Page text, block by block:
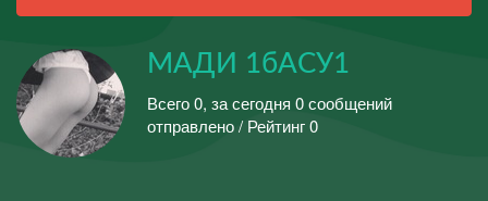
МАДИ 1бАСУ1
Всего 0, за сегодня 0 сообщений
отправлено / Рейтинг 0